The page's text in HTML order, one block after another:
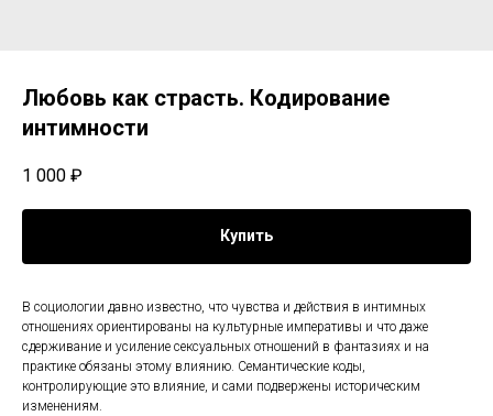
Любовь как страсть. Кодирование
интимности
1 000 ₽
Купить
В социологии давно известно, что чувства и действия в интимных
отношениях ориентированы на культурные императивы и что даже
сдерживание и усиление сексуальных отношений в фантазиях и на
практике обязаны этому влиянию. Семантические коды,
контролирующие это влияние, и сами подвержены историческим
изменениям.